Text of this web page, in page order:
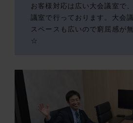
お客様対応は広い大会議室で
議室で行っております。大会
スペースも広いので窮屈感が
☆